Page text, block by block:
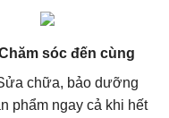
sóc đến cùng
chữa, bảo dưỡng
phẩm ngay cả khi hết